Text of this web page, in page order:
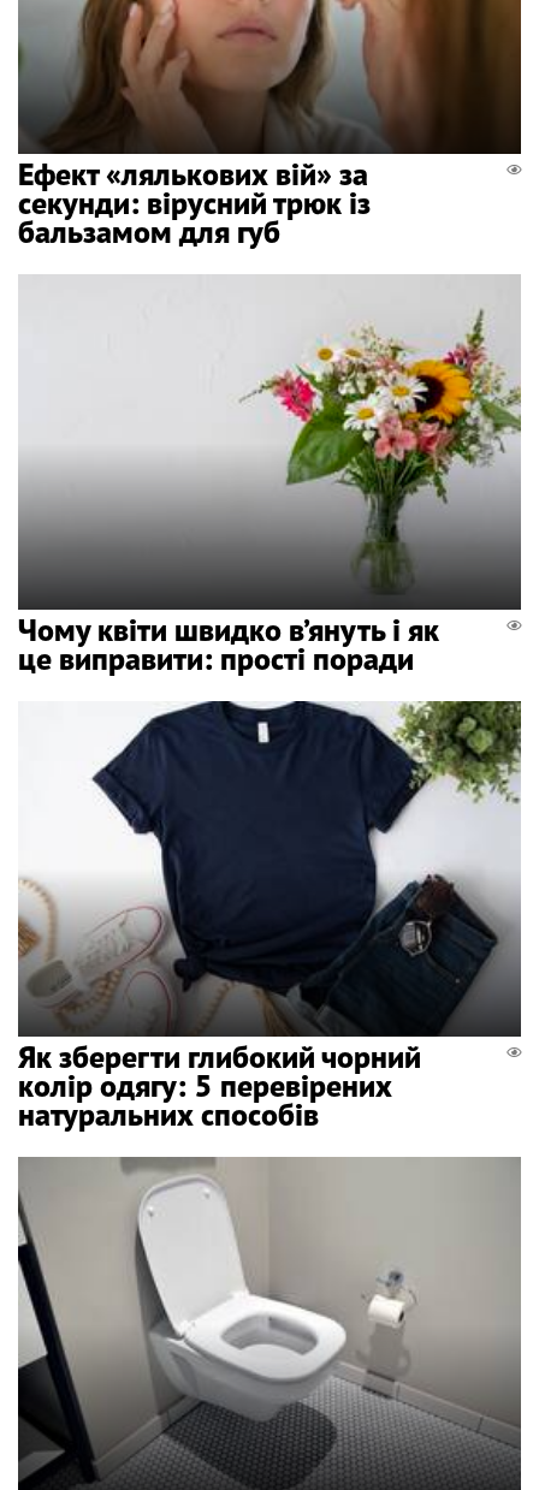
Ефект «лялькових вій» за
секунди: вірусний трюк із
бальзамом для губ
Чому квіти швидко в’януть і як
це виправити: прості поради
Як зберегти глибокий чорний
колір одягу: 5 перевірених
натуральних способів